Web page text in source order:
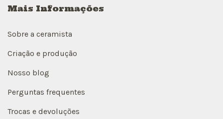
Mais Informações
Sobre a ceramista
Criação e produção
Nosso blog
Perguntas frequentes
Trocas e devoluções